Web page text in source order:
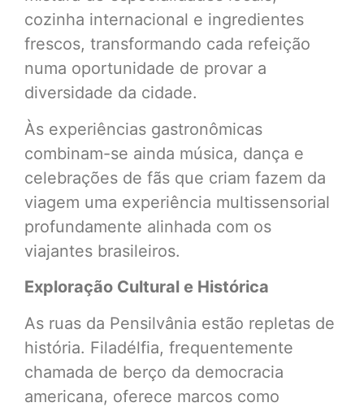
cozinha internacional e ingredientes
frescos, transformando cada refeição
numa oportunidade de provar a
diversidade da cidade.
Às experiências gastronômicas
combinam-se ainda música, dança e
celebrações de fãs que criam fazem da
viagem uma experiência multissensorial
profundamente alinhada com os
viajantes brasileiros.
Exploração Cultural e Histórica
As ruas da Pensilvânia estão repletas de
história. Filadélfia, frequentemente
chamada de berço da democracia
americana, oferece marcos como